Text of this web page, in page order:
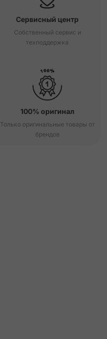
Сервисный центр
Собственный сервис и
техподдержка
100% оригинал
Только оригинальные товары от
брендов